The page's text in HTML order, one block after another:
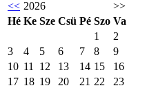
<< 2026
>>
Hé Ke Sze Csü Pé Szo Va
1
2
3
4 5 6 7 8
9
10 11 12 13 14 15
16
17 18 19 20 21 22
23